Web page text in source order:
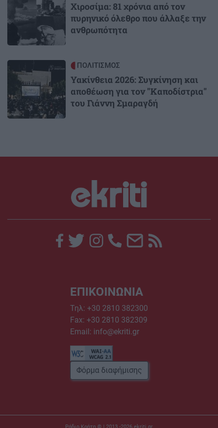
Χιροσίμα: 81 χρόνια από τον
πυρηνικό όλεθρο που άλλαξε την
ανθρωπότητα
ΠΟΛΙΤΙΣΜΟΣ
Υακίνθεια 2026: Συγκίνηση και
αποθέωση για τον "Καποδίστρια"
του Γιάννη Σμαραγδή
ΕΠΙΚΟΙΝΩΝΙΑ
Τηλ: +30 2810 382300
Fax: +30 2810 382309
Email: info@ekriti.gr
Φόρμα διαφήμισης